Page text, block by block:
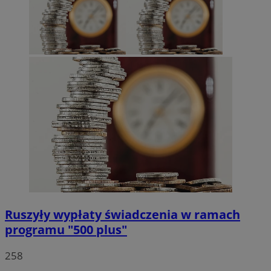
Ruszyły wypłaty świadczenia w ramach
programu "500 plus"
258
QeSessID rudaslaska.com.pl
MvSessID rudaslaska.com.pl
msToken .tiktok.com
Google